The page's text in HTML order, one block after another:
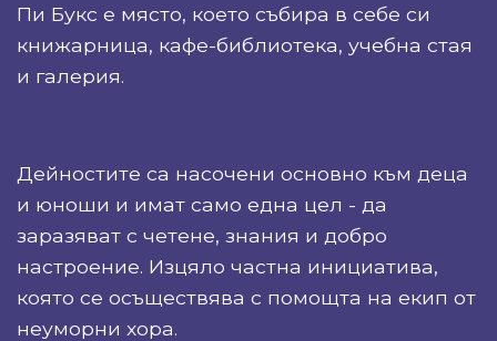
Пи Букс е място, което събира в себе си
книжарница, кафе-библиотека, учебна стая
и галерия.
Дейностите са насочени основно към деца
и юноши и имат само една цел - да
заразяват с четене, знания и добро
настроение. Изцяло частна инициатива,
която се осъществява с помощта на екип от
неуморни хора.